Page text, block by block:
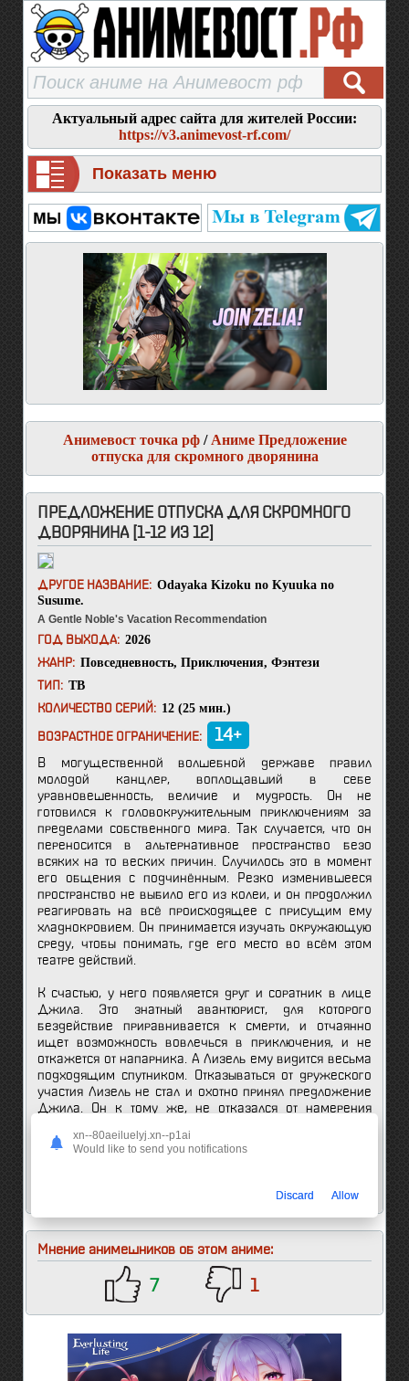
Актуальный адрес сайта для жителей России:
https://v3.animevost-rf.com/
Показать меню
Анимевост точка рф/ Аниме Предложение
отпуска для скромного дворянина
ПРЕДЛОЖЕНИЕ ОТПУСКА ДЛЯ СКРОМНОГО
ДВОРЯНИНА [1-12 ИЗ 12]
ДРУГОЕ НАЗВАНИЕ: Odayaka Kizoku no Kyuuka no
Susume.
A Gentle Noble's Vacation Recommendation
ГОД ВЫХОДА: 2026
ЖАНР: Повседневность, Приключения, Фэнтези
ТИП: ТВ
КОЛИЧЕСТВО СЕРИЙ: 12 (25 мин.)
ВОЗРАСТНОЕ ОГРАНИЧЕНИЕ: 14+
В могущественной волшебной державе правил
молодой канцлер, воплощавший в себе
уравновешенность, величие и мудрость. Он не
готовился к головокружительным приключениям за
пределами собственного мира. Так случается, что он
переносится в альтернативное пространство безо
всяких на то веских причин. Случилось это в момент
его общения с подчинённым. Резко изменившееся
пространство не выбило его из колеи, и он продолжил
реагировать на всё происходящее с присущим ему
хладнокровием. Он принимается изучать окружающую
среду, чтобы понимать, где его место во всём этом
театре действий.
К счастью, у него появляется друг и соратник в лице
Джила. Это знатный авантюрист, для которого
бездействие приравнивается к смерти, и отчаянно
ищет возможность вовлечься в приключения, и не
откажется от напарника. А Лизель ему видится весьма
подходящим спутником. Отказываться от дружеского
участия Лизель не стал и охотно принял предложение
Джила. Он к тому же, не отказался от намерения
для этого не нужно сидеть на месте без дела и ждать,
когда всё само собой решится. И политик принимается
Мнение анимешников об этом аниме:
7 1
xn--80aeiluelyj.xn--p1ai
Would like to send you notifications
Discard Allow